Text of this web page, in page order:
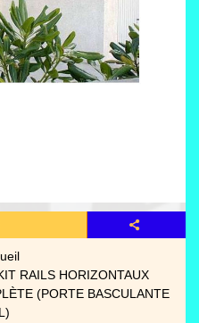
RAILS HORIZONTAUX
(PORTE BASCULANTE